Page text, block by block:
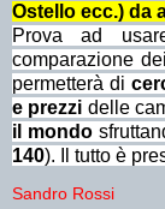
Ostello ecc.) da
Prova ad
comparazione
permetterà di
e prezzi delle
il mondo
140). Il tutto è
Sandro Rossi